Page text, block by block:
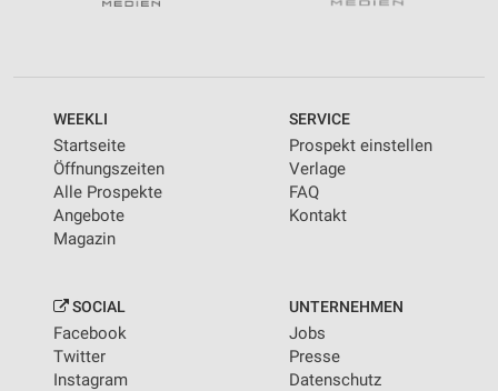
WEEKLI
Startseite
Öffnungszeiten
Alle Prospekte
Angebote
Magazin
SERVICE
Prospekt einstellen
Verlage
FAQ
Kontakt
SOCIAL
Facebook
Twitter
Instagram
UNTERNEHMEN
Jobs
Presse
Datenschutz